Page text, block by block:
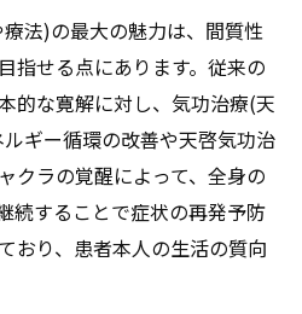
質性肺炎ケア法
功治療や療法)で心身のバラ
法
役立つ施術実践を紹介
法で活性化するクンダリ
で得られる調和
日々の気功(天啓気功治療
ト
法)の最大の魅力は、間質性
指せる点にあります。従来の
的な寛解に対し、気功治療(天
ギー循環の改善や天啓気功治
クラの覚醒によって、全身の
続することで症状の再発予防
おり、患者本人の生活の質向